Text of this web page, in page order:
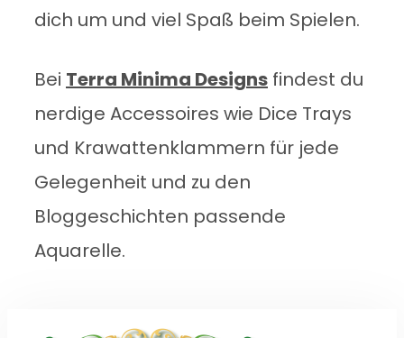
dich um und viel Spaß beim Spielen.
Bei Terra Minima Designs findest du
nerdige Accessoires wie Dice Trays
und Krawattenklammern für jede
Gelegenheit und zu den
Bloggeschichten passende
Aquarelle.